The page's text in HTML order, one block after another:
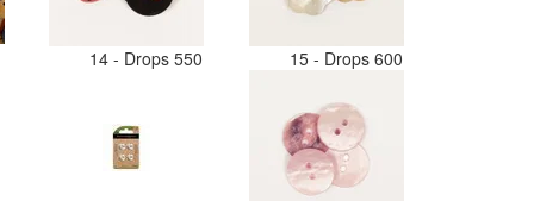
14 - Drops 550 15 - Drops 600